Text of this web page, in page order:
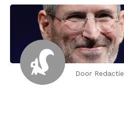
Door Redactie